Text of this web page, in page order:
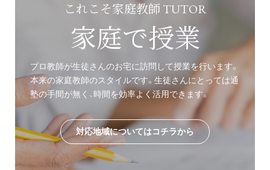
これこそ家庭教師 TUTOR
家庭で授業
プロ教師が生徒さんのお宅に訪問して授業を行います。
本来の家庭教師のスタイルです。生徒さんにとっては通
塾の手間が無く、時間を効率よく活用できます。
対応地域についてはコチラから